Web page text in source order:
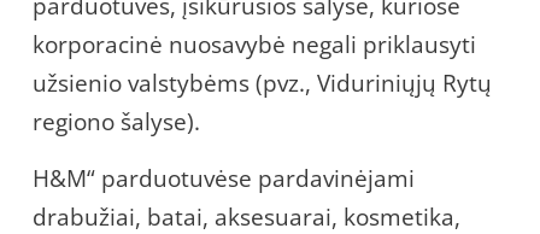
korporacinė nuosavybė negali priklausyti
užsienio valstybėms (pvz., Viduriniųjų Rytų
regiono šalyse).
H&M“ parduotuvėse pardavinėjami
drabužiai, batai, aksesuarai, kosmetika,